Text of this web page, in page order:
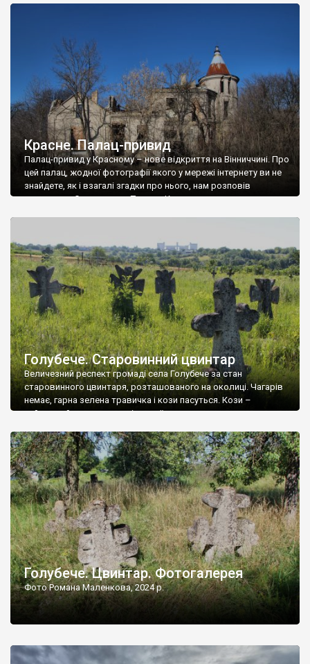
Красне. Палац-привид
Палац-привид у Красному – нове відкриття на Вінниччині. Про
цей палац, жодної фотографії якого у мережі інтернету ви не
знайдете, як і взагалі згадки про нього, нам розповів
мешканець Самгородка. Палац у Красному вразив не лише
Голубече. Старовинний цвинтар
Величезний респект громаді села Голубече за стан
старовинного цвинтаря, розташованого на околиці. Чагарів
немає, гарна зелена травичка і кози пасуться. Кози –
найкращий регулятор шкідливої, для старих кладовищ,
бруньками, кози ті бруньки обгризають, бо то улюблений
делікатес. На цвинтарі у Голубечому ціла колекція
різноманітних форм хрестів. Село відносно невелике, […]
Голубече. Цвинтар. Фотогалерея
Фото Романа Маленкова, 2024 р.